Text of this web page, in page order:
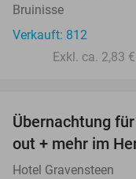
Bruinisse
Verkauft: 812
Exkl. ca. 2,83
Übernachtung
out + mehr im
Hotel Gravensteen